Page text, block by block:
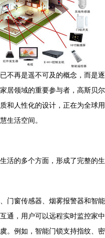
不再是遥不可及的概念，而是逐
居领域的重要参与者，高斯贝尔
和人性化的设计，正在为全球用
生活空间。
活的多个方面，形成了完整的生
门窗传感器、烟雾报警器和智能
通，用户可以远程实时监控家中
。例如，智能门锁支持指纹、密